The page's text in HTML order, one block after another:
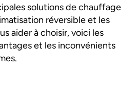
solutions de chauffage
réversible et les
aider à choisir, voici les
et les inconvénients